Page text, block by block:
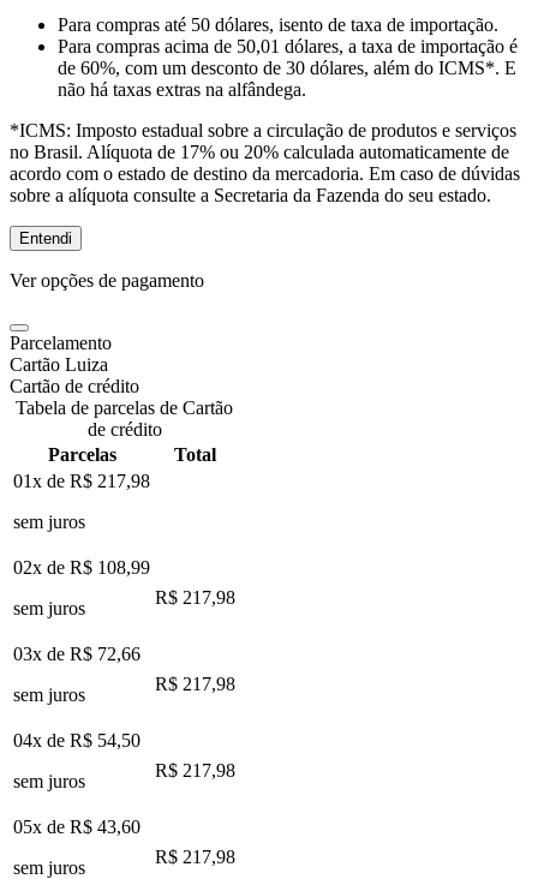
Para compras até 50 dólares, isento de taxa de importação.
Para compras acima de 50,01 dólares, a taxa de importação é
de 60%, com um desconto de 30 dólares, além do ICMS*. E
não há taxas extras na alfândega.
*ICMS: Imposto estadual sobre a circulação de produtos e serviços
no Brasil. Alíquota de 17% ou 20% calculada automaticamente de
acordo com o estado de destino da mercadoria. Em caso de dúvidas
sobre a alíquota consulte a Secretaria da Fazenda do seu estado.
Entendi
Ver opções de pagamento
Parcelamento
Cartão Luiza
Cartão de crédito
Tabela de parcelas de Cartão
de crédito
Parcelas
Total
01x de R$ 217,98
sem juros
02x de R$ 108,99
sem juros
R$ 217,98
03x de R$ 72,66
sem juros
R$ 217,98
04x de R$ 54,50
sem juros
R$ 217,98
05x de R$ 43,60
sem juros
R$ 217,98